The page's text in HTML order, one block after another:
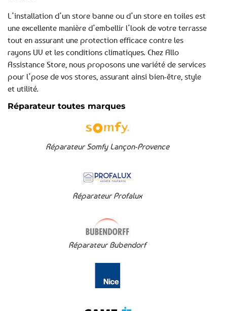
L’installation d’un store banne ou d’un store en toiles est
une excellente manière d’embellir l’look de votre terrasse
tout en assurant une protection efficace contre les
rayons UV et les conditions climatiques. Chez Allo
Assistance Store, nous proposons une variété de services
pour l’pose de vos stores, assurant ainsi bien-être, style
et utilité.
Réparateur toutes marques
Réparateur Somfy Lançon-Provence
Réparateur Profalux
Réparateur Bubendorf